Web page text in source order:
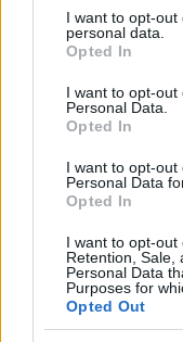
not limited to your
grant or deny
use your data for
consent section.
I want to opt-
personal data.
Opted In
I want to opt-out
Personal Data.
Opted In
I want to opt-
Personal Data
Opted In
I want to opt-out
Retention, Sale,
Personal Data
Purposes for
Opted Out
Ő most nem
ugyanakkor
Mindig, minden
színházcsináló
kőszínház éppen
a feladatokat a
Legendás Petri-
megtartott a 70-
Spionnovellájából,
És nagyon sokat
színházakban. Így